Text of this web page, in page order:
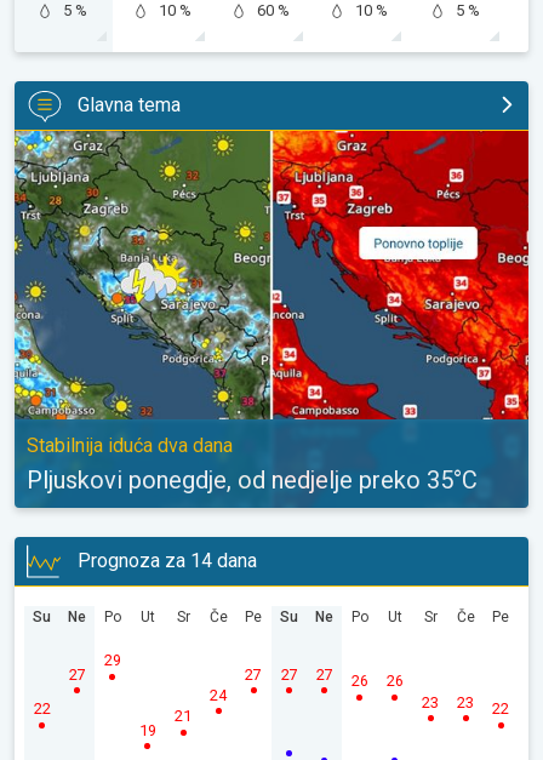
5 %
10 %
60 %
10 %
5 %
Glavna tema
Pljuskovi ponegdje, od nedjelje preko 35°C. Stabilnija iduća
Stabilnija iduća dva dana
Pljuskovi ponegdje, od nedjelje preko 35°C
Prognoza za 14 dana
Su
22
Ne
27
Po
29
Ut
19
Sr
21
Če
24
Pe
27
Su
27
Ne
27
Po
26
Ut
26
Sr
23
Če
23
Pe
22